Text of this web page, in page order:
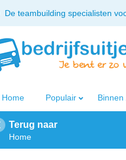
De teambuilding specialisten
Home Populair Binnen
Terug naar
Home